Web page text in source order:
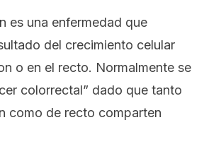
es una enfermedad que
del crecimiento celular
o en el recto. Normalmente se
colorrectal” dado que tanto
como de recto comparten